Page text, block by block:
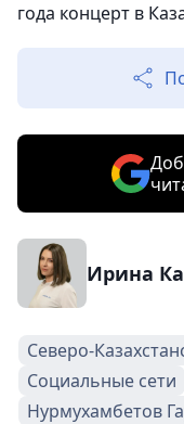
года концерт в
Ирина
Северо-
Социальные сети
Нурмухамбетов